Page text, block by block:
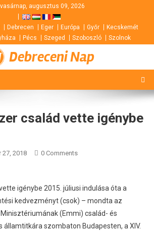
vasárnap, augusztus 09, 2026
Debrecen Eger Európa Győr
Kecskemét
Pécs Szeged Szoboszló Szolnok
Debreceni Nap
család vette igénybe
27, 2018 0 Comments
igénybe 2015. júliusi indulása óta a
kedvezményt (csok) – mondta az
(Emmi) család- és
szombaton Budapesten, a XIV.